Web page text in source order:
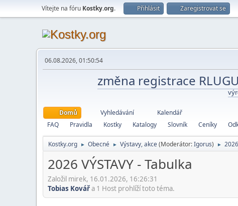
Vítejte na fóru Kostky.org. Přihlásit Zaregistrovat se
06.08.2026, 01:50:54
změna registrace RLUGU
Domů Vyhledávání
Kalendář
FAQ
Pravidla Kostky Katalogy Slovník Ceníky
Kostky.org ► Obecné ► Výstavy, akce(Moderátor:Igorus) ►
2026 VÝSTAVY - Tabulka
Založil mirek, 16.01.2026, 16:26:31
Tobias Kovářa 1 Host prohlíží toto téma.